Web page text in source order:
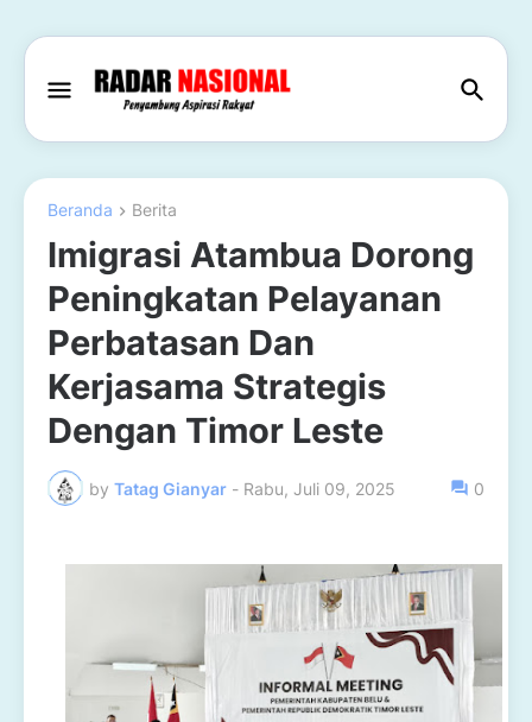
Beranda Berita
Imigrasi Atambua Dorong
Peningkatan Pelayanan
Perbatasan Dan
Kerjasama Strategis
Dengan Timor Leste
by Tatag Gianyar - Rabu, Juli 09, 2025 0